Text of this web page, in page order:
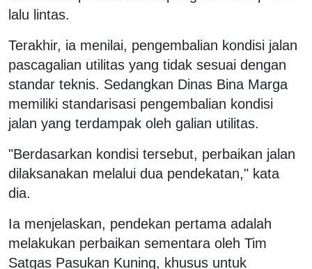
lalu lintas.
Terakhir, ia menilai, pengembalian kondisi jalan
pascagalian utilitas yang tidak sesuai dengan
standar teknis. Sedangkan Dinas Bina Marga
memiliki standarisasi pengembalian kondisi
jalan yang terdampak oleh galian utilitas.
"Berdasarkan kondisi tersebut, perbaikan jalan
dilaksanakan melalui dua pendekatan," kata
dia.
Ia menjelaskan, pendekan pertama adalah
melakukan perbaikan sementara oleh Tim
Satgas Pasukan Kuning, khusus untuk